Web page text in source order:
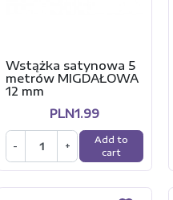
Wstążka satynowa 5
metrów MIGDAŁOWA
12 mm
PLN1.99
- +
Add to
cart